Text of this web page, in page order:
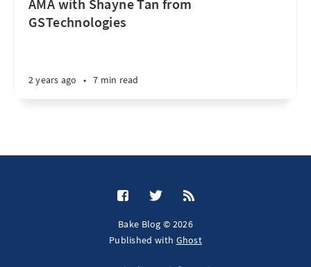
AMA with Shayne Tan from
GSTechnologies
2 years ago • 7 min read
Bake Blog © 2026
Published with Ghost